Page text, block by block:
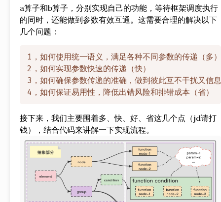
a算子和b算子，分别实现自己的功能，等待框架调度执行
的同时，还能做到参数有效互通。这需要合理的解决以下
几个问题：
1，如何使用统一语义，满足各种不同参数的传递（多）
2，如何实现参数快速的传递（快）
3，如何确保参数传递的准确，做到彼此互不干扰又信
接下来，我们主要围着多、快、好、省这几个点（jd请打
钱），结合代码来讲解一下实现流程。